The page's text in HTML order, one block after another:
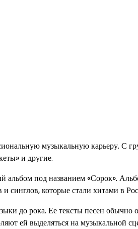
музыкальную карьеру. С
и другие.
под названием «Сорок».
синглов, которые стали хитами в
до рока. Ее тексты песен обычно
ей выделяться на музыкальной